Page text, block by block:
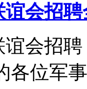
谊会招
谊会招
各位军